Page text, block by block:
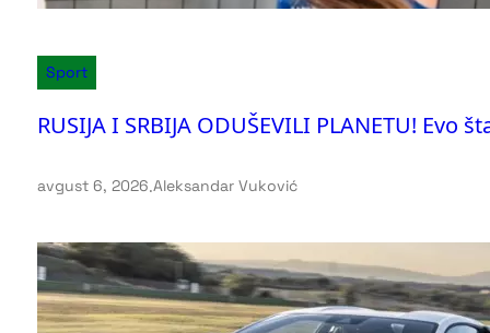
Sport
RUSIJA I SRBIJA ODUŠEVILI PLANETU!
avgust 6, 2026.Aleksandar Vuković